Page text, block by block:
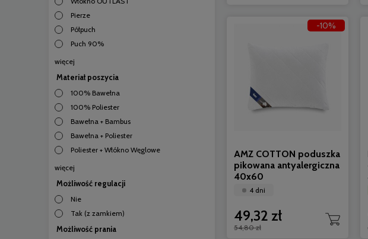
Pierze
Półpuch
Puch 90%
więcej
Materiał poszycia
100% Bawełna
100% Poliester
Bawełna + Bambus
Bawełna + Poliester
Poliester + Włókno Węglowe
więcej
Możliwość regulacji
Nie
Tak (z zamkiem)
Możliwość prania
AMZ COTTON poduszka
pikowana antyalergiczna
40x60
4 dni
49,32 zł
54,80 zł
-10%